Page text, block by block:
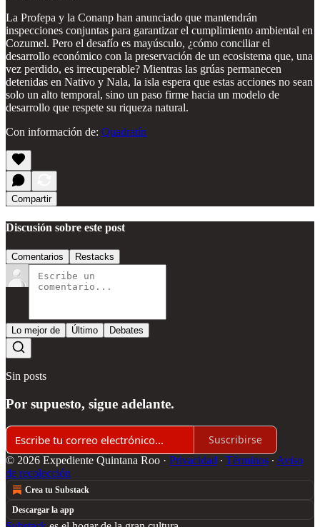
La Profepa y la Conanp han anunciado que mantendrán
inspecciones conjuntas para garantizar el cumplimiento ambiental en
Cozumel. Pero el desafío es mayúsculo, ¿cómo conciliar el
desarrollo económico con la preservación de un ecosistema que, una
vez perdido, es irrecuperable? Mientras las grúas permanecen
detenidas en Nativo y Nala, la isla espera que estas acciones no sean
solo un alto temporal, sino un paso firme hacia un modelo de
desarrollo que respete su riqueza natural.
Con información de: Quadratín
Compartir
Discusión sobre este post
Comentarios Restacks
Lo mejor de Último Debates
Sin posts
Por supuesto, sigue adelante.
Suscribirse
© 2026 Expediente Quintana Roo · Privacidad ∙ Términos ∙ Aviso
de recolección
Crea tu Substack
Descargar la app